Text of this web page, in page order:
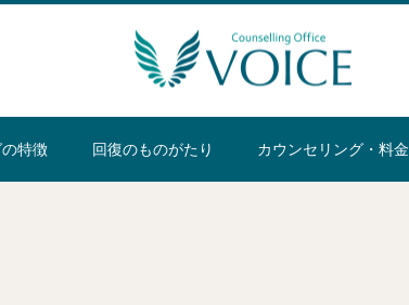
特徴 回復のものがたり カウンセリング・料金